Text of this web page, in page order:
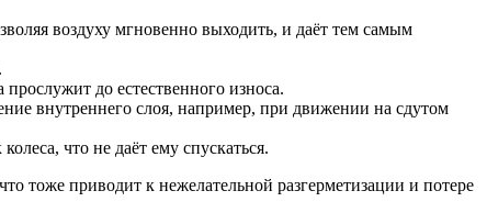
воздуху мгновенно выходить, и даёт тем самым
до естественного износа.
внутреннего слоя, например, при движении на сдутом
что не даёт ему спускаться.
тоже приводит к нежелательной разгерметизации и потере